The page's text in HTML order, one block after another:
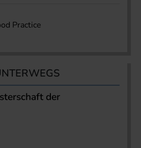
Practice
der